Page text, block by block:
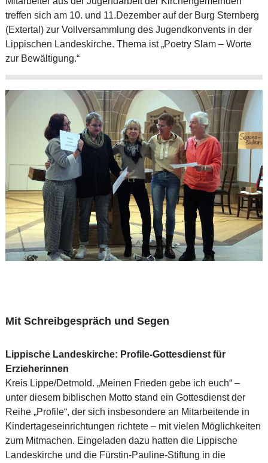
treffen sich am 10. und 11.Dezember auf der Burg Sternberg
(Extertal) zur Vollversammlung des Jugendkonvents in der
Lippischen Landeskirche. Thema ist „Poetry Slam – Worte
zur Bewältigung.“
Mit Schreibgespräch und Segen
Lippische Landeskirche: Profile-Gottesdienst für
Erzieherinnen
Kreis Lippe/Detmold. „Meinen Frieden gebe ich euch“ –
unter diesem biblischen Motto stand ein Gottesdienst der
Reihe „Profile“, der sich insbesondere an Mitarbeitende in
Kindertageseinrichtungen richtete – mit vielen Möglichkeiten
zum Mitmachen. Eingeladen dazu hatten die Lippische
Landeskirche und die Fürstin-Pauline-Stiftung in die